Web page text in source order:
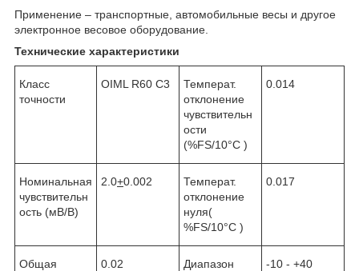
Применение – транспортные, автомобильные весы и другое
электронное весовое оборудование.
Технические характеристики
Класс
точности
OIML R60 C3
Температ.
отклонение
чувствительн
ости
(%FS/10°С )
0.014
Номинальная
чувствительн
ость (мВ/В)
2.0+0.002
Температ.
отклонение
нуля(
%FS/10°С )
0.017
Общая
0.02
Диапазон
-10 - +40